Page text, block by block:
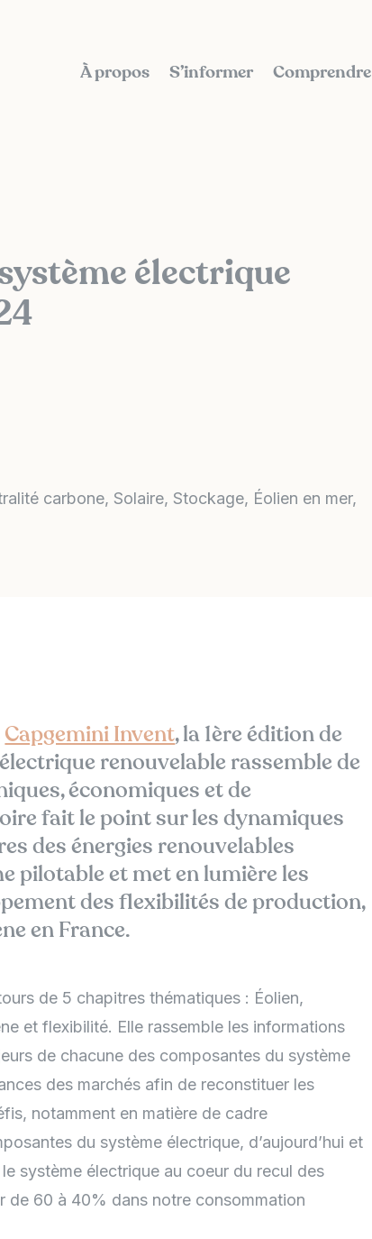
À propos S’informer Comprendre
électrique
carbone Solaire Stockage Éolien en mer
Capgemini Invent, la 1ère édition de
renouvelable rassemble de
économiques et de
fait le point sur les dynamiques
des énergies renouvelables
pilotable et met en lumière les
des flexibilités de production,
en France.
de 5 chapitres thématiques : Éolien,
et flexibilité. Elle rassemble les informations
de chacune des composantes du système
des marchés afin de reconstituer les
notamment en matière de cadre
du système électrique, d’aujourd’hui et
système électrique au coeur du recul des
de 60 à 40% dans notre consommation